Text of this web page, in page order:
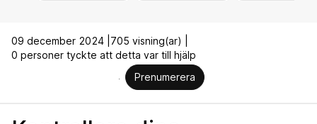
09 december 2024 | 705 visning(ar) |
0 personer tyckte att detta var till hjälp
Prenumerera